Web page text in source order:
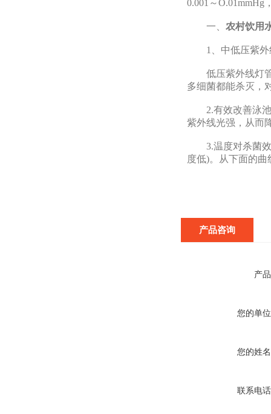
0.001～
一、 农村饮用
1、中低压紫外
低压紫外线灯管
多细菌都能杀灭，
2.有效改善泳池
紫外线光强，从而
3.温度对杀菌效
度低)。从下面的
产品咨询
产
您的单
您的姓
联系电